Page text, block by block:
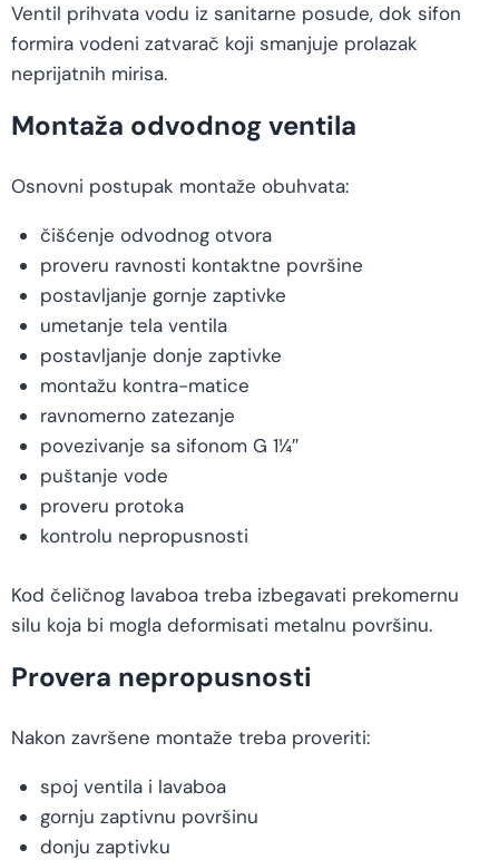
Ventil prihvata vodu iz sanitarne posude, dok sifon
formira vodeni zatvarač koji smanjuje prolazak
neprijatnih mirisa.
Montaža odvodnog ventila
Osnovni postupak montaže obuhvata:
čišćenje odvodnog otvora
proveru ravnosti kontaktne površine
postavljanje gornje zaptivke
umetanje tela ventila
postavljanje donje zaptivke
montažu kontra-matice
ravnomerno zatezanje
povezivanje sa sifonom G 1¼″
puštanje vode
proveru protoka
kontrolu nepropusnosti
Kod čeličnog lavaboa treba izbegavati prekomernu
silu koja bi mogla deformisati metalnu površinu.
Provera nepropusnosti
Nakon završene montaže treba proveriti:
spoj ventila i lavaboa
gornju zaptivnu površinu
donju zaptivku